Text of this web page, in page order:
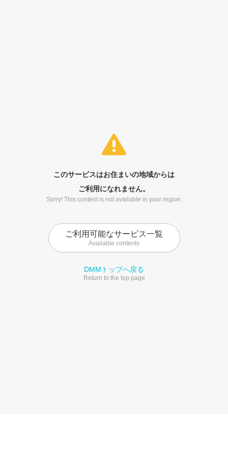
このサービスはお住まいの地域からは
ご利用になれません。
Sorry! This content is not available in your region.
ご利用可能なサービス一覧
Available contents
DMMトップへ戻る
Return to the top page